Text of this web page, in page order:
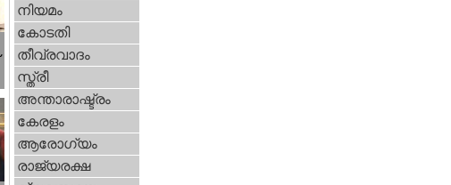
നിയമം
കോടതി
തീവ്രവാദം
സ്ത്രീ
അന്താരാഷ്ട്രം
കേരളം
ആരോഗ്യം
രാജ്യരക്ഷ